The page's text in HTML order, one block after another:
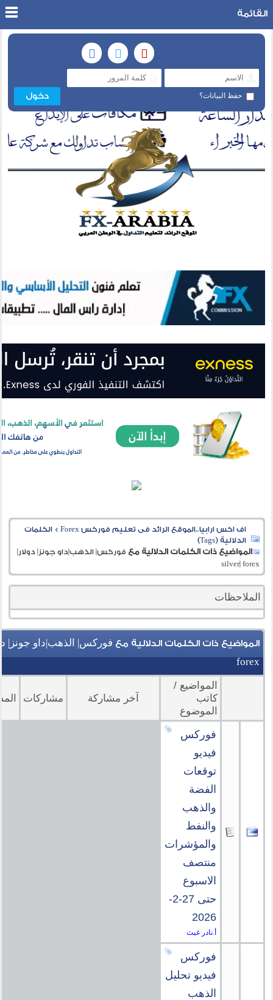
حفظ البيانات؟
القائمة
اف اكس ارابيا..الموقع الرائد فى تعليم فوركس Forex >الكلمات
الدلالية (Tags)
المواضيع ذات الكلمات الدلالية مع فوركس| الذهب|داو جونز| دولار|
silver| forex
الملاحظات
المواضيع ذات الكلمات الدلالية مع
forex
المواضيع /
كاتب
الموضوع
آخر مشاركة مشاركات
فوركس
فيديو
توقعات
الفضة
والذهب
والنفط
والمؤشرات
منتصف
الاسبوع
حتى 27-2-
2026
أ.نادر غيث
فوركس
فيديو تحليل
الذهب